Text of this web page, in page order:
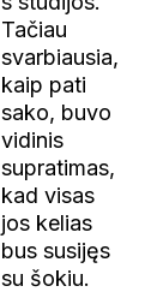
Tačiau
svarbiausia,
kaip pati
sako, buvo
vidinis
supratimas,
kad visas
jos kelias
bus susijęs
su šokiu.